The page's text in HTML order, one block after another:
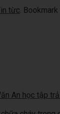
từc .
An học tập